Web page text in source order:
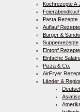
Kochrezepte
Pasta Rezepte
Auflauf Rezepte
Burger &
Suppenrezepte
Eintopf Rezepte
Einfache
Pizza & Co.
AirFryer
Länder &